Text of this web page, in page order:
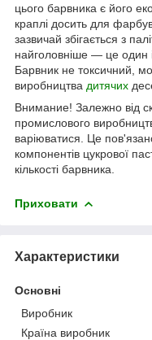
цього барвника є його
краплі досить для
зазвичай збігається з
найголовніше — це один
Барвник не токсичний,
виробництва дитячих
Внимание! Залежно від
промислового
варіюватися. Це
компонентів цукрової
кількості барвника.
Приховати
Характеристики
Основні
Виробник
Країна виробник